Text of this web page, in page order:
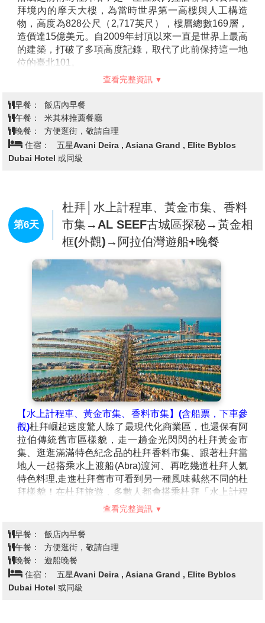
拜境內的摩天大樓，為當時世界第一高樓與人工構造
物，高度為828公尺（2,717英尺），樓層總數169層，
造價達15億美元。自2009年封頂以來一直是世界上最高
的建築，打破了多項高度記錄，取代了此前保持這一地
位的臺北101。
【未來博物館】(含門票入內)大量著墨於科技發展所帶
域。館內「Journey to the future」特區以一場穿越時
空、通往2071年的展覽，帶觀者窺見假想未來，並引導
其從過程中推演讓現今生活更美好的想法。
【杜拜購物中心】(入內參觀)
絕對是杜拜必去景點，商
場本身是「世界最大購物中心」就已經很有亮點。商場
豪華杜拜購物中心，走一趟Dubai Mall，感受杜拜決不
做老二的不服輸個性吧！
【音樂噴泉Dubai Fountain】 是世界最大的噴泉，它的
總長度為275米，最高可以噴到150米，相當於一棟50
層樓的高度。噴出的水柱有1000多種變化，可以說是名
副其實的千變萬化。
查看完整資訊
早餐：
飯店內早餐
午餐：
米其林推薦餐廳
晚餐：
方便逛街，敬請自理
住宿：
五星Avani Deira , Asiana Grand , Elite Byblos
Dubai Hotel 或同級
第6天
杜拜│水上計程車、黃金市集、香料
市集→AL SEEF古城區探秘→黃金相
框(外觀)→阿拉伯灣遊船+晚餐
【水上計程車、黃金市集、香料市集】(含船票，下車參
觀)杜拜崛起速度驚人除了最現代化商業區，也還保有阿
拉伯傳統舊市區樣貌，走一趟金光閃閃的杜拜黃金市
集、逛逛滿滿特色紀念品的杜拜香料市集、跟著杜拜當
地人一起搭乘水上渡船(Abra)渡河、再吃幾道杜拜人氣
特色料理,走進杜拜舊市可看到另一種風味截然不同的杜
拜樣貌！在杜拜旅遊，多數人都會搭乘杜拜「水上計程
車」，可以迅速從新城區到對街的舊城區，而「杜拜香
【AL SEEF 阿拉伯歷史建築群】
鄰杜拜河的「AL SEEF 阿拉伯歷史建築群」，昔日為採
集珍珠的小漁村，經歷一番整修後，將迷人的傳統阿拉
伯建築與現代化設施融合，成為了新舊共存的杜拜打卡
勝地，猶如走進電影《阿拉丁》場景。在此能購買各式
查看完整資訊
早餐：
飯店內早餐
午餐：
方便逛街，敬請自理
晚餐：
遊船晚餐
住宿：
五星Avani Deira , Asiana Grand , Elite Byblos
Dubai Hotel 或同級